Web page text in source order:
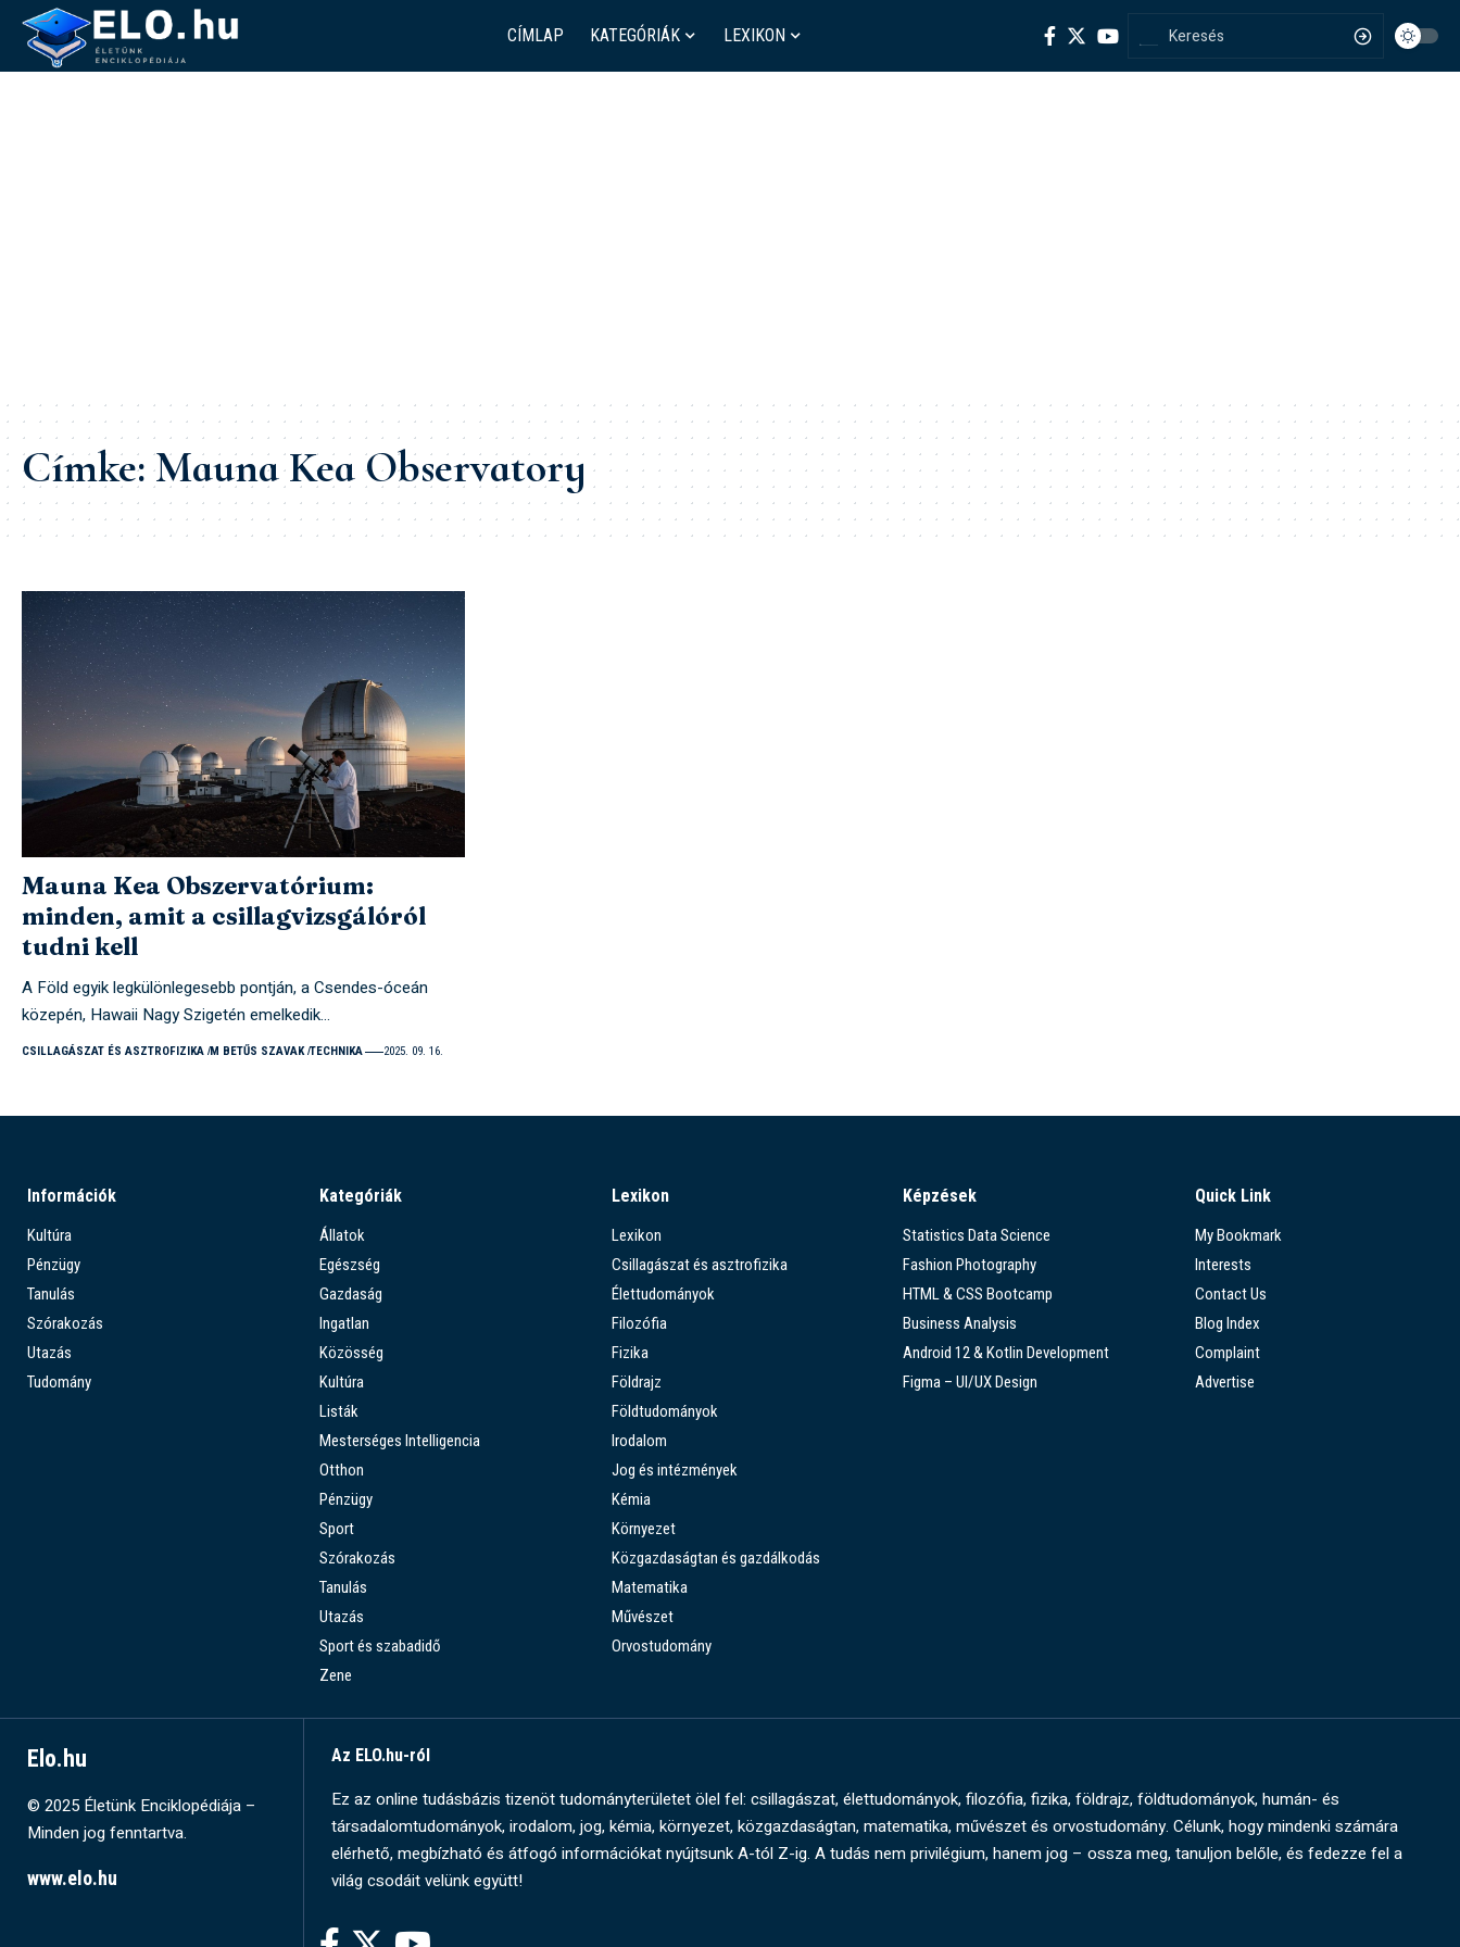
CÍMLAP KATEGÓRIÁK LEXIKON
Címke:Mauna Kea Observatory
Mauna Kea Obszervatórium:
minden, amit a csillagvizsgálóról
tudni kell
A Föld egyik legkülönlegesebb pontján, a Csendes-óceán
közepén, Hawaii Nagy Szigetén emelkedik…
CSILLAGÁSZAT ÉS ASZTROFIZIKA M BETŰS SZAVAK TECHNIKA 2025. 09. 16.
Információk
Kultúra
Pénzügy
Tanulás
Szórakozás
Utazás
Tudomány
Kategóriák
Állatok
Egészség
Gazdaság
Ingatlan
Közösség
Kultúra
Listák
Mesterséges Intelligencia
Otthon
Pénzügy
Sport
Szórakozás
Tanulás
Utazás
Sport és szabadidő
Zene
Lexikon
Lexikon
Csillagászat és asztrofizika
Élettudományok
Filozófia
Fizika
Földrajz
Földtudományok
Irodalom
Jog és intézmények
Kémia
Környezet
Közgazdaságtan és gazdálkodás
Matematika
Művészet
Orvostudomány
Képzések
Statistics Data Science
Fashion Photography
HTML & CSS Bootcamp
Business Analysis
Android 12 & Kotlin Development
Figma – UI/UX Design
Quick Link
My Bookmark
Interests
Contact Us
Blog Index
Complaint
Advertise
Elo.hu
© 2025 Életünk Enciklopédiája –
Minden jog fenntartva.
www.elo.hu
Az ELO.hu-ról
Ez az online tudásbázis tizenöt tudományterületet ölel fel: csillagászat, élettudományok, filozófia, fizika, földrajz, földtudományok, humán- és
társadalomtudományok, irodalom, jog, kémia, környezet, közgazdaságtan, matematika, művészet és orvostudomány. Célunk, hogy mindenki számára
elérhető, megbízható és átfogó információkat nyújtsunk A-tól Z-ig. A tudás nem privilégium, hanem jog – ossza meg, tanuljon belőle, és fedezze fel a
világ csodáit velünk együtt!